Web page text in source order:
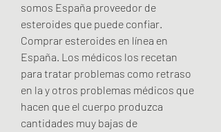
somos España proveedor de
esteroides que puede confiar.
Comprar esteroides en línea en
España. Los médicos los recetan
para tratar problemas como retraso
en la y otros problemas médicos que
hacen que el cuerpo produzca
cantidades muy bajas de